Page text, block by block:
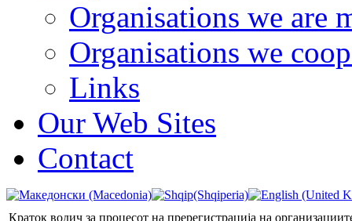
Organisations we are
Organisations we
Links
Our Web Sites
Contact
Краток водич за процесот на пререгистрација на